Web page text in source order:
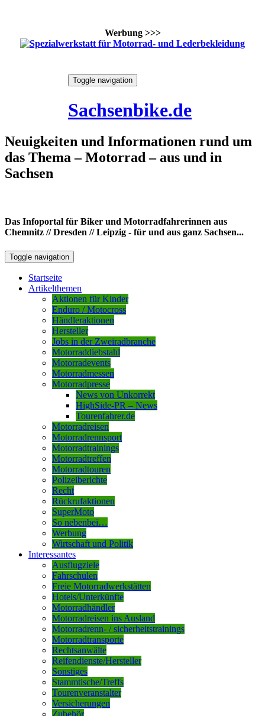
Werbung >>>
Toggle navigation
Sachsenbike.de
Neuigkeiten und Informationen rund um
das Thema – Motorrad – aus und in
Sachsen
Das Infoportal für Biker und Motorradfahrerinnen aus
Chemnitz // Dresden // Leipzig - für und aus ganz Sachsen...
Toggle navigation
Startseite
Artikelthemen
Aktionen für Kinder
Enduro / Motocross
Händleraktionen
Hersteller
Jobs in der Zweiradbranche
Motorraddiebstahl
Motorradevents
Motorradmessen
Motorradpresse
News von Unkorrekt
HighSide-PR – News
Tourenfahrer.de
Motorradreisen
Motorradrennsport
Motorradtrainings
Motorradtreffen
Motorradtouren
Polizeiberichte
Recht
Rückrufaktionen
SuperMoto
So nebenbei…
Werbung
Wirtschaft und Politik
Interessantes
Ausflugziele
Fahrschulen
Freie Motorradwerkstätten
Hotels/Unterkünfte
Motorradhändler
Motorradreisen ins Ausland
Motorradrenn- / sicherheitstrainings
Motorradtransporte
Rechtsanwälte
Reifendienste/Hersteller
Sonstiges
Stammtische/Treffs
Tourenveranstalter
Versicherungen
Zubehör